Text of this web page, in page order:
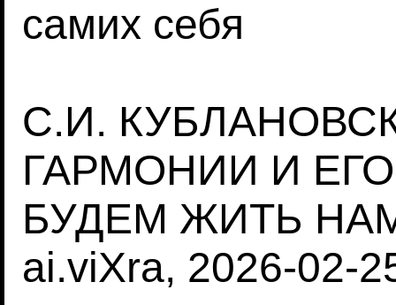
самих себя
С.И.
ГАРМОНИИ И
БУДЕМ ЖИТЬ
ai.viXra, 2026-02-